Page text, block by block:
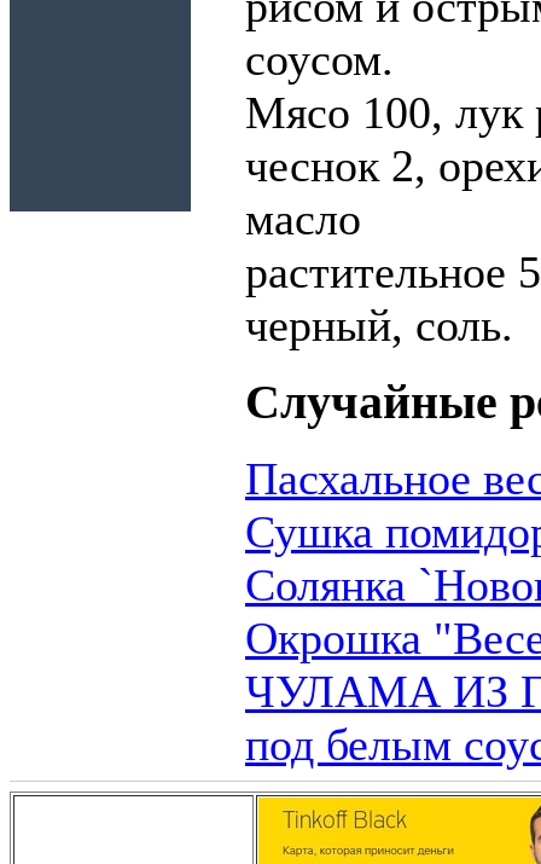
соусом.
Мясо 100, лук
чеснок 2,
масло
растительное
черный, соль.
Случайные
Пасхальное
Сушка
Солянка
Окрошка
ЧУЛАМА ИЗ
под белым